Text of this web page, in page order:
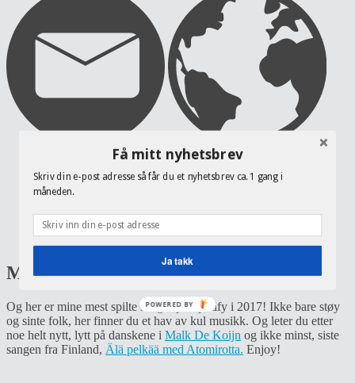
Nyheter
Politikk
Idrett
Om Nikki
Mest spilt i 2017
Og her er mine mest spilte sanger på Spotify i 2017! Ikke bare støy
og sinte folk, her finner du et hav av kul musikk. Og leter du etter
noe helt nytt, lytt på danskene i Malk De Koijn og ikke minst, siste
sangen fra Finland, Älä pelkää med Atomirotta. Enjoy!
Få mitt nyhetsbrev
Skriv din e-post adresse så får du et nyhetsbrev ca. 1 gang i
måneden.
Ja takk
POWERED BY